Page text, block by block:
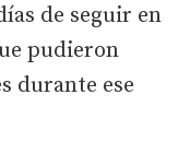
de seguir en
pudieron
durante ese